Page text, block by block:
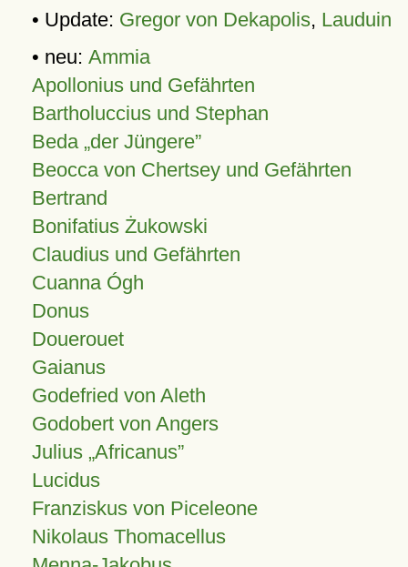
• Update: Gregor von Dekapolis, Lauduin
• neu: Ammia
Apollonius und Gefährten
Bartholuccius und Stephan
Beda „der Jüngere”
Beocca von Chertsey und Gefährten
Bertrand
Bonifatius Żukowski
Claudius und Gefährten
Cuanna Ógh
Donus
Douerouet
Gaianus
Godefried von Aleth
Godobert von Angers
Julius Africanus
Lucidus
Franziskus von Piceleone
Nikolaus Thomacellus